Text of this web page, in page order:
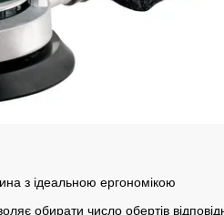
з ідеальною ергономікою
обирати число обертів